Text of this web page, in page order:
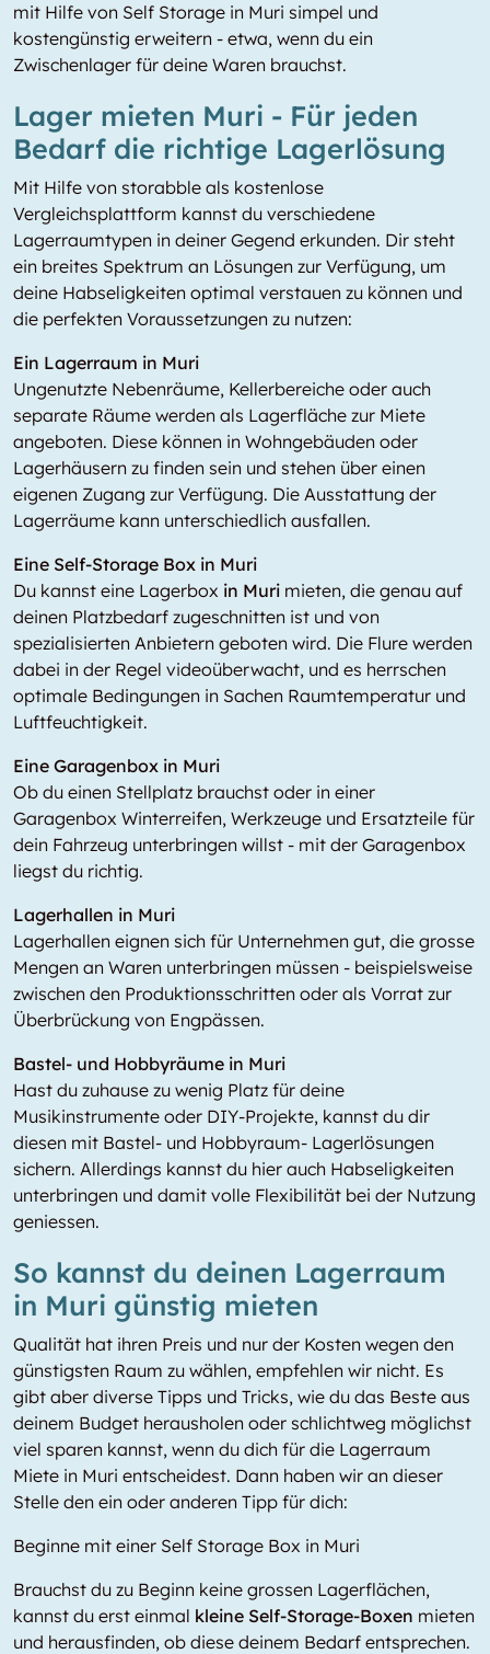
mit Hilfe von Self Storage in Muri simpel und
kostengünstig erweitern - etwa, wenn du ein
Zwischenlager für deine Waren brauchst.
Lager mieten Muri - Für jeden
Bedarf die richtige Lagerlösung
Mit Hilfe von storabble als kostenlose
Vergleichsplattform kannst du verschiedene
Lagerraumtypen in deiner Gegend erkunden. Dir steht
ein breites Spektrum an Lösungen zur Verfügung, um
deine Habseligkeiten optimal verstauen zu können und
die perfekten Voraussetzungen zu nutzen:
Ein Lagerraum in Muri
Ungenutzte Nebenräume, Kellerbereiche oder auch
separate Räume werden als Lagerfläche zur Miete
angeboten. Diese können in Wohngebäuden oder
Lagerhäusern zu finden sein und stehen über einen
eigenen Zugang zur Verfügung. Die Ausstattung der
Lagerräume kann unterschiedlich ausfallen.
Eine Self-Storage Box in Muri
Du kannst eine Lagerbox in Muri mieten, die genau auf
deinen Platzbedarf zugeschnitten ist und von
spezialisierten Anbietern geboten wird. Die Flure werden
dabei in der Regel videoüberwacht, und es herrschen
optimale Bedingungen in Sachen Raumtemperatur und
Luftfeuchtigkeit.
Eine Garagenbox in Muri
Ob du einen Stellplatz brauchst oder in einer
Garagenbox Winterreifen, Werkzeuge und Ersatzteile für
dein Fahrzeug unterbringen willst - mit der Garagenbox
liegst du richtig.
Lagerhallen in Muri
Lagerhallen eignen sich für Unternehmen gut, die grosse
Mengen an Waren unterbringen müssen - beispielsweise
zwischen den Produktionsschritten oder als Vorrat zur
Überbrückung von Engpässen.
Bastel- und Hobbyräume in Muri
Hast du zuhause zu wenig Platz für deine
Musikinstrumente oder DIY-Projekte, kannst du dir
diesen mit Bastel- und Hobbyraum- Lagerlösungen
sichern. Allerdings kannst du hier auch Habseligkeiten
unterbringen und damit volle Flexibilität bei der Nutzung
geniessen.
So kannst du deinen Lagerraum
in Muri günstig mieten
Qualität hat ihren Preis und nur der Kosten wegen den
günstigsten Raum zu wählen, empfehlen wir nicht. Es
gibt aber diverse Tipps und Tricks, wie du das Beste aus
deinem Budget herausholen oder schlichtweg möglichst
viel sparen kannst, wenn du dich für die Lagerraum
Miete in Muri entscheidest. Dann haben wir an dieser
Stelle den ein oder anderen Tipp für dich:
Beginne mit einer Self Storage Box in Muri
Brauchst du zu Beginn keine grossen Lagerflächen,
kannst du erst einmal kleine Self-Storage-Boxen mieten
und herausfinden, ob diese deinem Bedarf entsprechen.